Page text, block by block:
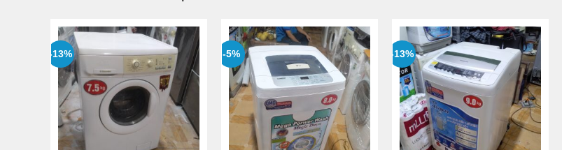
-13% -5% -13%